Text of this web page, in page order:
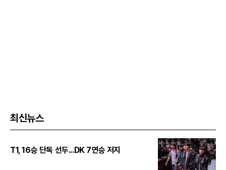
최신뉴스
T1, 16승 단독 선두...DK 7연승 저지